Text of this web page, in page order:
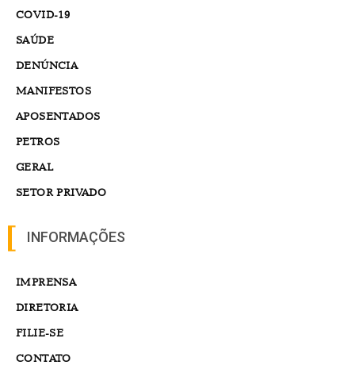
COVID-19
SAÚDE
DENÚNCIA
MANIFESTOS
APOSENTADOS
PETROS
GERAL
SETOR PRIVADO
INFORMAÇÕES
IMPRENSA
DIRETORIA
FILIE-SE
CONTATO